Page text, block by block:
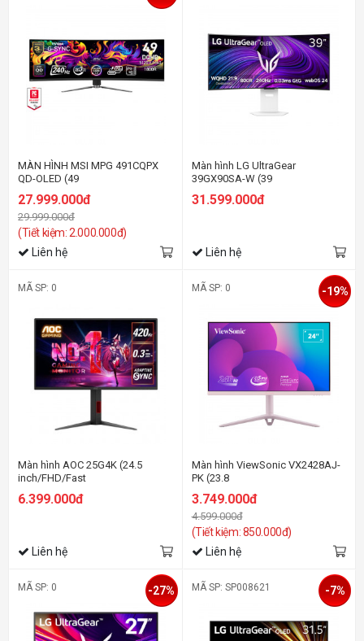
MÀN HÌNH MSI MPG 491CQPX
QD-OLED (49
inch/DQHD/OLED/240Hz/0.03ms/USB-
C 98W)
27.999.000đ
29.999.000đ
(Tiết kiệm: 2.000.000đ)
Liên hệ
Màn hình LG UltraGear
39GX90SA-W (39
inch/WQHD/OLED/240Hz/0.03ms/
31.599.000đ
Liên hệ
MÃ SP: 0
Màn hình AOC 25G4K (24.5
inch/FHD/Fast
6.399.000đ
Liên hệ
MÃ SP: 0
Màn hình ViewSonic VX2428AJ-
PK (23.8
3.749.000đ
4.599.000đ
(Tiết kiệm: 850.000đ)
-19%
Liên hệ
MÃ SP: 0 -27% MÃ SP: SP008621 -7%